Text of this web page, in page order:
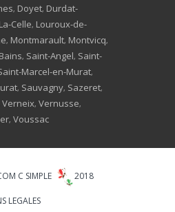
, Doyet, Durdat-
La-Celle, Louroux-de-
, Montmarault, Montvicq,
, Saint-Angel, Saint-
Marcel-en-Murat,
, Sauvagny, Sazeret,
Verneix, Vernusse,
, Voussac
C SIMPLE 2018
LEGALES